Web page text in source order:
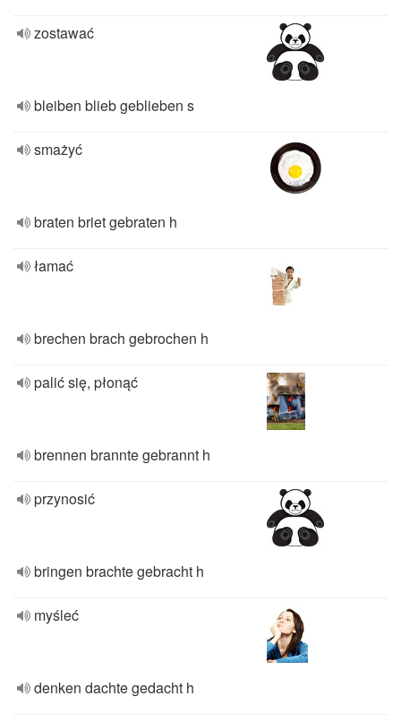
zostawać
bleiben blieb geblieben s
smażyć
braten briet gebraten h
łamać
brechen brach gebrochen h
palić się, płonąć
brennen brannte gebrannt h
przynosić
bringen brachte gebracht h
myśleć
denken dachte gedacht h